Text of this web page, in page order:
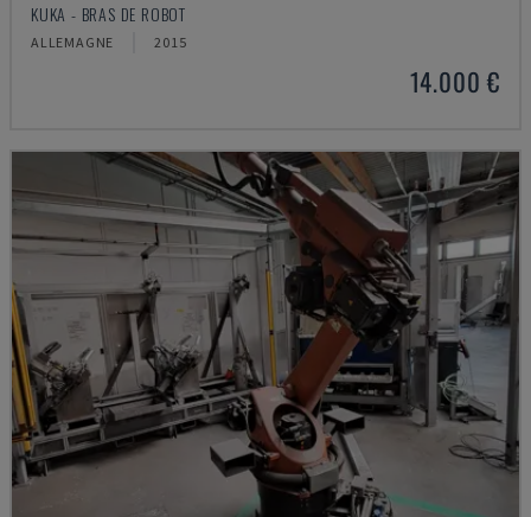
KUKA - BRAS DE ROBOT
ALLEMAGNE 2015
14.000 €